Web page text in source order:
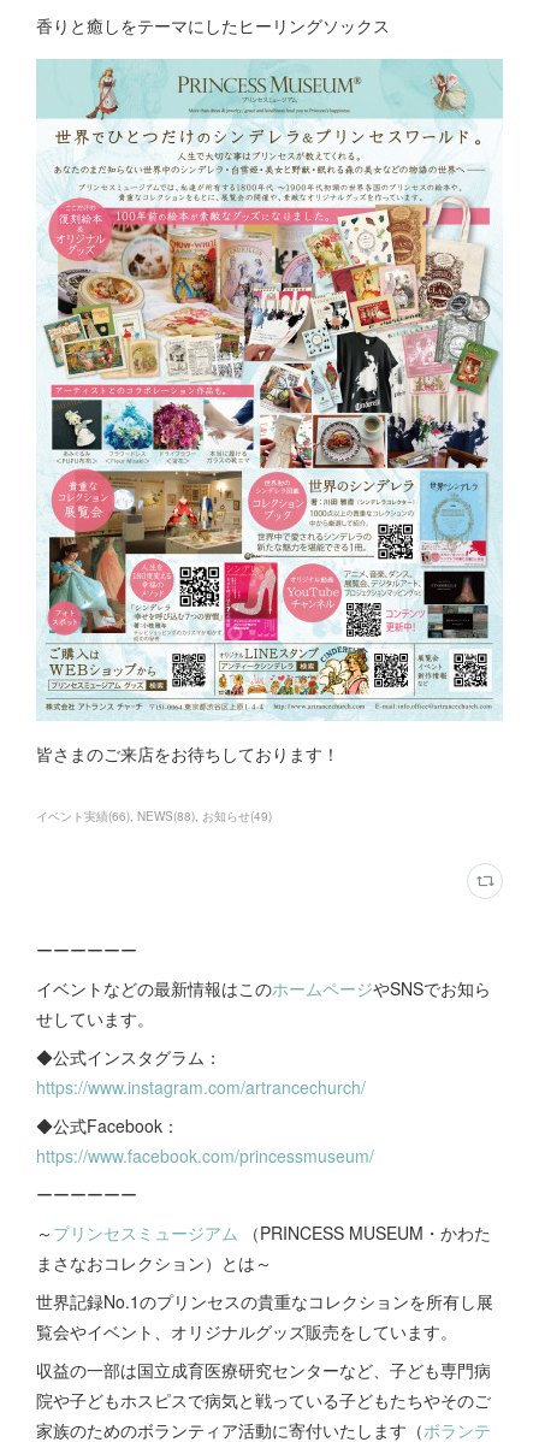
香りと癒しをテーマにしたヒーリングソックス
皆さまのご来店をお待ちしております！
イベント実績(66) NEWS(88) お知らせ(49)
ーーーーーー
イベントなどの最新情報はこのホームページやSNSでお知ら
せしています。
◆公式インスタグラム：
https://www.instagram.com/artrancechurch/
◆公式Facebook：
https://www.facebook.com/princessmuseum/
ーーーーーー
～ プリンセスミュージアム （PRINCESS MUSEUM・かわた
まさなおコレクション）とは～
世界記録No.1のプリンセスの貴重なコレクションを所有し展
覧会やイベント、オリジナルグッズ販売をしています。
収益の一部は国立成育医療研究センターなど、子ども専門病
院や子どもホスピスで病気と戦っている子どもたちやそのご
家族のためのボランティア活動に寄付いたします（ボランテ